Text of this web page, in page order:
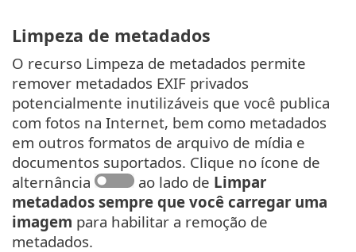
Limpeza de metadados
O recurso Limpeza de metadados permite
remover metadados EXIF privados
potencialmente inutilizáveis que você publica
com fotos na Internet, bem como metadados
em outros formatos de arquivo de mídia e
documentos suportados. Clique no ícone de
alternância
ao lado de Limpar
metadados sempre que você carregar uma
imagem para habilitar a remoção de
metadados.